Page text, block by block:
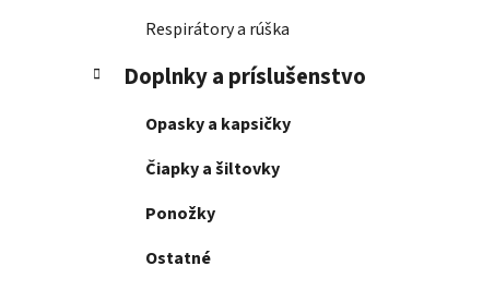
Respirátory a rúška
Doplnky a príslušenstvo
Opasky a kapsičky
Čiapky a šiltovky
Ponožky
Ostatné